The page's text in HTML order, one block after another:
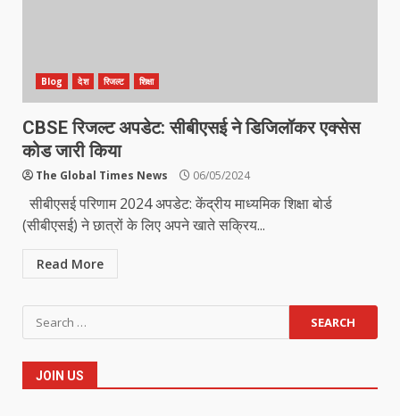
Blog देश रिजल्ट शिक्षा
CBSE रिजल्ट अपडेट: सीबीएसई ने डिजिलॉकर एक्सेस
कोड जारी किया
The Global Times News 06/05/2024
सीबीएसई परिणाम 2024 अपडेट: केंद्रीय माध्यमिक शिक्षा बोर्ड
(सीबीएसई) ने छात्रों के लिए अपने खाते सक्रिय...
Read More
Search
for:
JOIN US